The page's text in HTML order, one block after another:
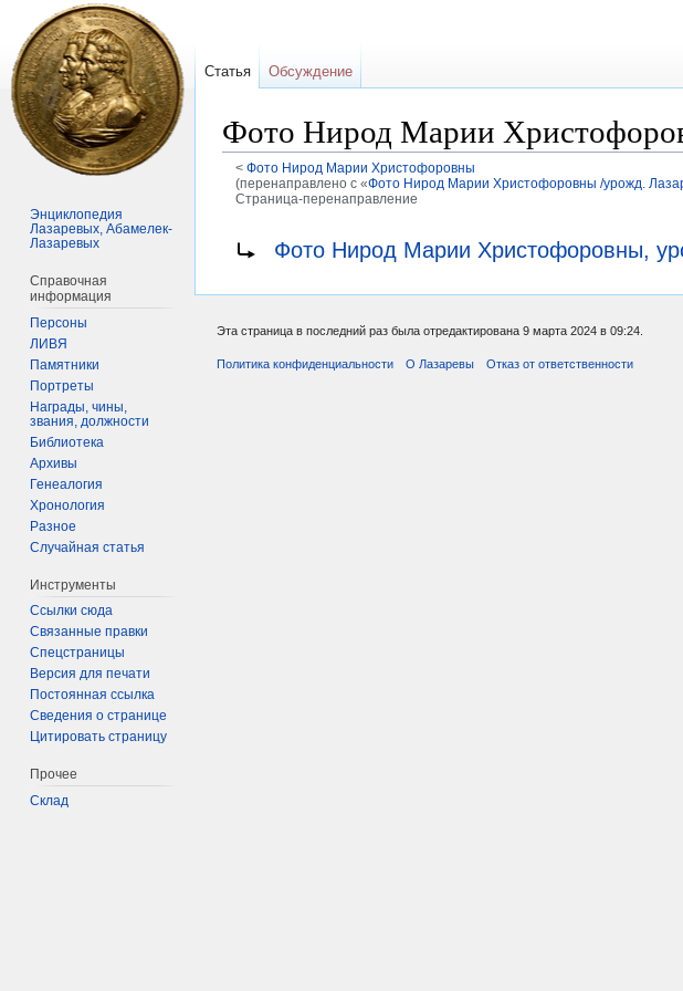
Фото Нирод Марии
< Фото Нирод Марии Христофоровны
(перенаправлено с «Фото Нирод Марии Христофоровны /урожд.
Страница-перенаправление
Фото Нирод Марии Христофоровны,
Статья Обсуждение
Энциклопедия
Лазаревых, Абамелек-
Лазаревых
Справочная
информация
Персоны
ЛИВЯ
Памятники
Портреты
Награды, чины,
звания, должности
Библиотека
Архивы
Генеалогия
Хронология
Разное
Случайная статья
Инструменты
Ссылки сюда
Связанные правки
Спецстраницы
Версия для печати
Постоянная ссылка
Сведения о странице
Цитировать страницу
Прочее
Склад
Эта страница в последний раз была отредактирована 9 марта 2024 в 09:24.
Политика конфиденциальности О Лазаревы Отказ от ответственности